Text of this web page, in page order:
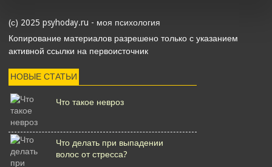
(с) 2025 psyhoday.ru - моя психология
Копирование материалов разрешено только с указанием
активной ссылки на первоисточник
НОВЫЕ СТАТЬИ
Что такое невроз
Что делать при выпадении
волос от стресса?